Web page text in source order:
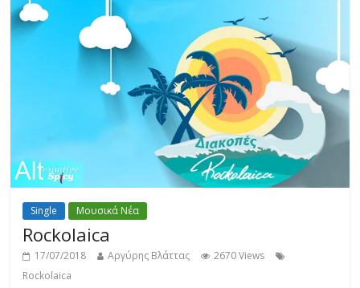
Single Μουσικά Νέα
Rockolaica
17/07/2018 Αργύρης Βλάττας
2670 Views
Rockolaica